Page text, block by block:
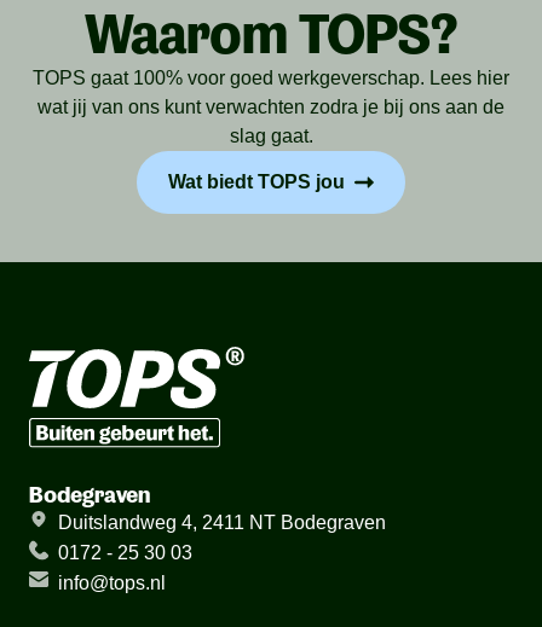
Waarom TOPS?
TOPS gaat 100% voor goed werkgeverschap. Lees hier
wat jij van ons kunt verwachten zodra je bij ons aan de
slag gaat.
Wat biedt TOPS jou
Bodegraven
Duitslandweg 4, 2411 NT Bodegraven
0172 - 25 30 03
info@tops.nl